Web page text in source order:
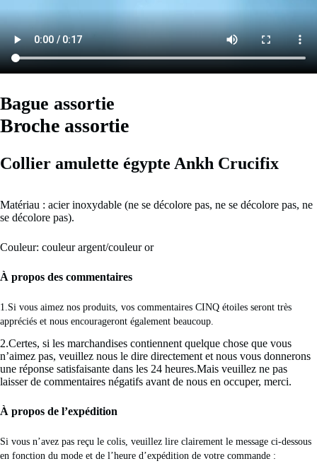
Bague assortie
Broche assortie
Collier amulette égypte Ankh Crucifix
Matériau : acier inoxydable (ne se décolore pas, ne se décolore pas, ne
se décolore pas).
Couleur: couleur argent/couleur or
À propos des commentaires
1.Si vous aimez nos produits, vos commentaires CINQ étoiles seront très
appréciés et nous encourageront également beaucoup.
2.Certes, si les marchandises contiennent quelque chose que vous
n’aimez pas, veuillez nous le dire directement et nous vous donnerons
une réponse satisfaisante dans les 24 heures.Mais veuillez ne pas
laisser de commentaires négatifs avant de nous en occuper, merci.
À propos de l’expédition
Si vous n’avez pas reçu le colis, veuillez lire clairement le message ci-dessous
en fonction du mode et de l’heure d’expédition de votre commande :